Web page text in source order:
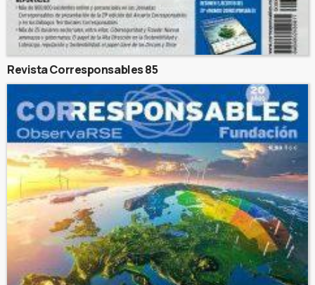
Revista Corresponsables 85